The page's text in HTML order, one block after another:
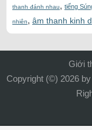
thanh đánh nhau, tiếng
nhiên, âm thanh kinh
Giới
Copyright (©) 2026 by